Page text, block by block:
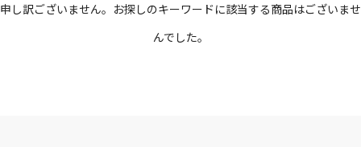
申し訳ございません。お探しのキーワードに該当する商品はございませ
んでした。